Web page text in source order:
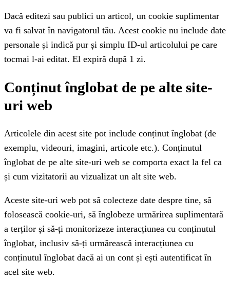
Dacă editezi sau publici un articol, un cookie suplimentar
va fi salvat în navigatorul tău. Acest cookie nu include date
personale și indică pur și simplu ID-ul articolului pe care
tocmai l-ai editat. El expiră după 1 zi.
Conținut înglobat de pe alte site-
uri web
Articolele din acest site pot include conținut înglobat (de
exemplu, videouri, imagini, articole etc.). Conținutul
înglobat de pe alte site-uri web se comporta exact la fel ca
și cum vizitatorii au vizualizat un alt site web.
Aceste site-uri web pot să colecteze date despre tine, să
folosească cookie-uri, să înglobeze urmărirea suplimentară
a terților și să-ți monitorizeze interacțiunea cu conținutul
înglobat, inclusiv să-ți urmărească interacțiunea cu
conținutul înglobat dacă ai un cont și ești autentificat în
acel site web.